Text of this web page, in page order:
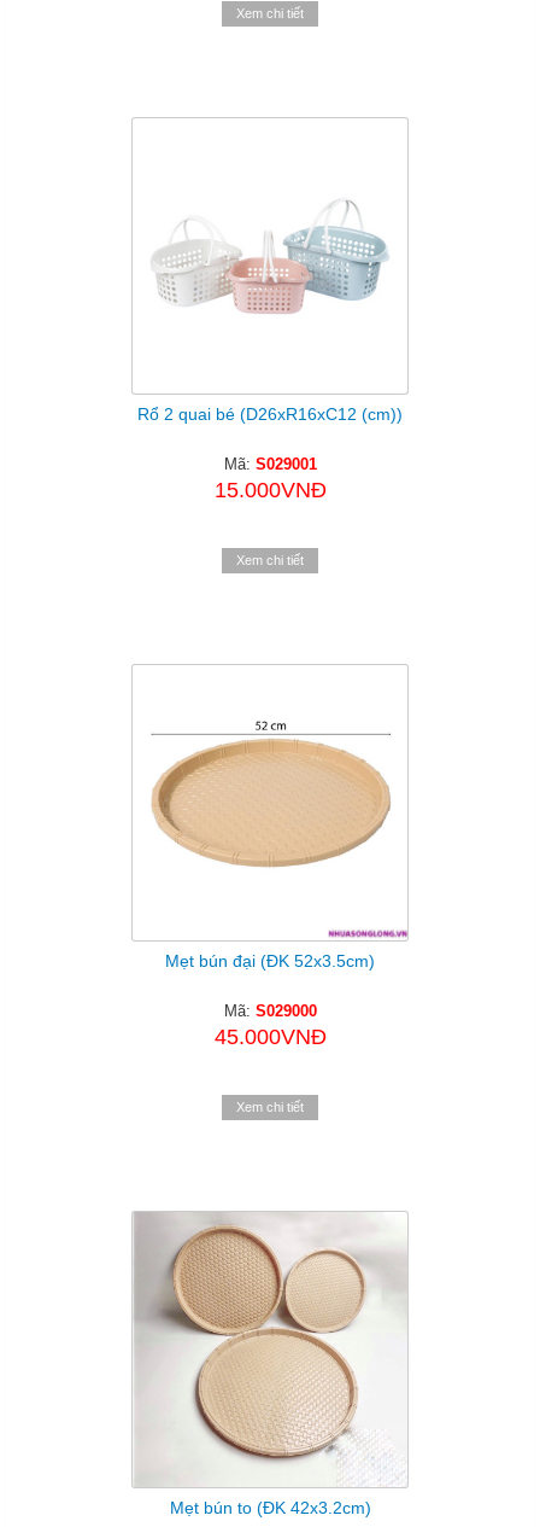
Xem chi tiết
Rổ 2 quai bé (D26xR16xC12 (cm))
Mã: S029001
15.000VNĐ
Xem chi tiết
Mẹt bún đại (ĐK 52x3.5cm)
Mã: S029000
45.000VNĐ
Xem chi tiết
Mẹt bún to (ĐK 42x3.2cm)